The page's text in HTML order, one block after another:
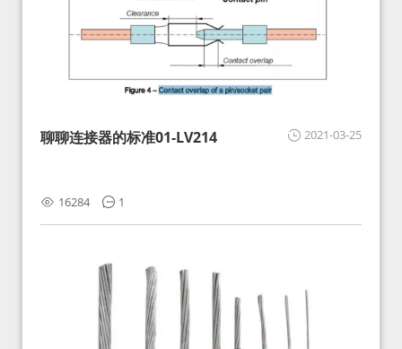
2021-03-25
聊聊连接器的标准01-LV214
16284 1